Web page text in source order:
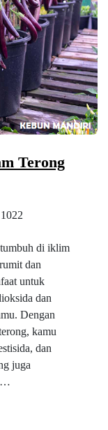
Terong
1022
di iklim
dan
untuk
dan
Dengan
kamu
dan
juga